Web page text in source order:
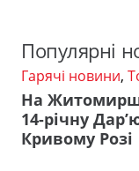
Популярні
Гарячі новини,
На
14-річну
Кривому Розі